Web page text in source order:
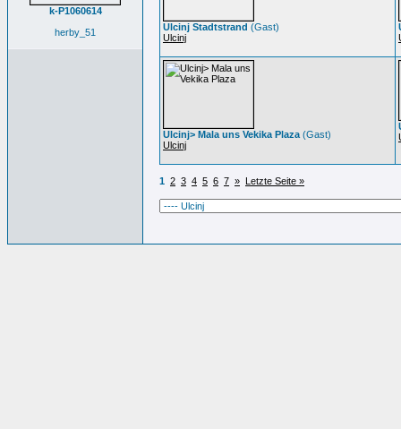
k-P1060614
herby_51
Ulcinj Stadtstrand (Gast)
Ulcinj
Ulcinj> Mala uns Vekika Plaza (Gast)
Ulcinj
1 2 3 4 5 6 7 » Letzte Seite »